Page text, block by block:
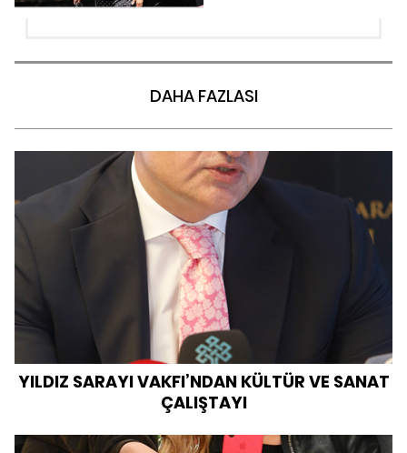
DAHA FAZLASI
YILDIZ SARAYI VAKFI’NDAN KÜLTÜR VE SANAT
ÇALIŞTAYI